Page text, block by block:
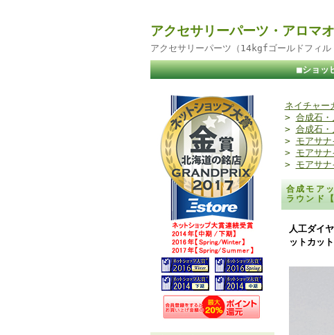
アクセサリーパーツ・アロマ
アクセサリーパーツ（14kgfゴールドフィル
■ショッ
ネイチャー
> 合成石・
> 合成石・
> モアサナ
> モアサナ
> モアサナ
合成モア
ラウンド
人工ダイ
ットカッ